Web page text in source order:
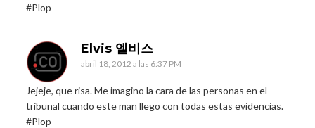
#Plop
Elvis 엘비스
abril 18, 2012 a las 6:37 PM
Jejeje, que risa. Me imagino la cara de las personas en el
tribunal cuando este man llego con todas estas evidencias.
#Plop